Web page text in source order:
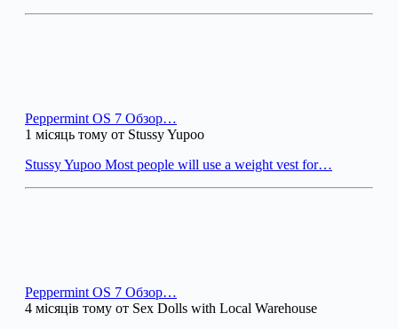
Peppermint OS 7 Обзор…
1 місяць тому от Stussy Yupoo
Stussy Yupoo Most people will use a weight vest for…
Peppermint OS 7 Обзор…
4 місяців тому от Sex Dolls with Local Warehouse